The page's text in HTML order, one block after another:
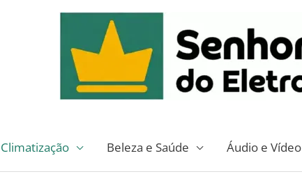
Climatização Beleza e Saúde Áudio e Vídeo